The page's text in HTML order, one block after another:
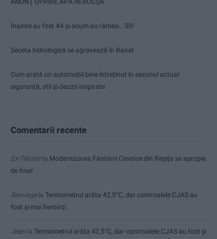
Înainte au fost 44 și-acum au rămas… 50!
Seceta hidrologică se agravează în Banat
Cum arată un automobil bine întreținut în sezonul actual:
siguranță, stil și decizii inspirate
Comentarii recente
Ex-Tinctorla Modernizarea Fântânii Cinetice din Reșița se apropie
de final
Sauvagela Termometrul arăta 42,5°C, dar controalele CJAS au
fost și mai fierbinți
Jean la Termometrul arăta 42,5°C, dar controalele CJAS au fost și